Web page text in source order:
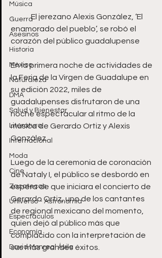
Música
Guerra
Asesinos
Historia
México
Naturaleza
DMA
Salud y Bienestar
Literatura
Internacional
Moda
Cine
Zacatecas
Universo - Astronomía
Espectáculos
Economía
David Monreal Ávila
-	El jerezano Alexis González, ‘El
enamorado del pueblo’, se robó el
corazón del público guadalupense
En la primera noche de actividades de
la Feria de la Virgen de Guadalupe en
su edición 2022, miles de
guadalupenses disfrutaron de una
noche espectacular al ritmo de la
música de Gerardo Ortiz y Alexis
González.
Luego de la ceremonia de coronación
de Nataly I, el público se desbordó en
espera de que iniciara el concierto de
Gerardo Ortiz, uno de los cantantes
de regional mexicano del momento,
quien dejó al público más que
complacido con la interpretación de
sus más grandes éxitos.